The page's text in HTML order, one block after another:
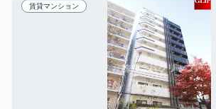
賃貸マンション